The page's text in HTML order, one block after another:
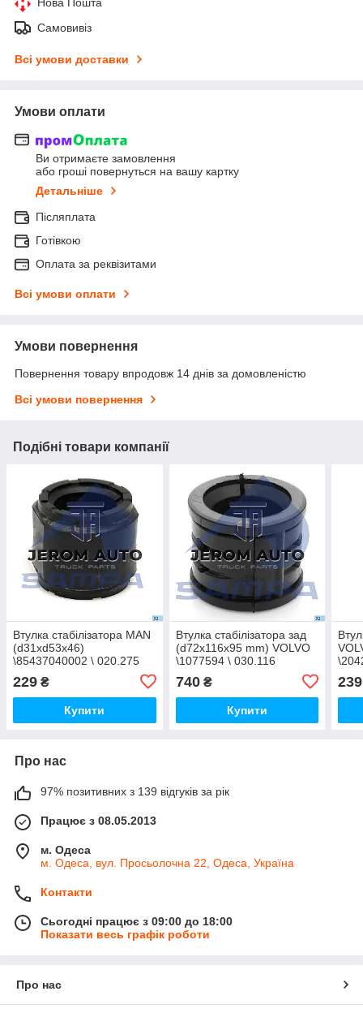
Самовивіз
Всі умови доставки
Умови оплати
Ви отримаєте замовлення
або гроші повернуться на вашу картку
Детальніше
Післяплата
Готівкою
Оплата за реквізитами
Всі умови оплати
Умови повернення
Повернення товару впродовж 14 днів за домовленістю
Всі умови повернення
Подібні товари компанії
Втулка стабілізатора MAN
(d31xd53x46)
\85437040002 \ 020.275
229 ₴
Купити
Втулка стабілізатора зад
(d72x116x95 mm) VOLVO
\1077594 \ 030.116
740₴
Купити
239
Про нас
97% позитивних з 139 відгуків за рік
Працює з 08.05.2013
м. Одеса
м. Одеса, вул. Просьолочна 22, Одеса, Україна
Контакти
Сьогодні працює з 09:00 до 18:00
Показати весь графік роботи
Про нас